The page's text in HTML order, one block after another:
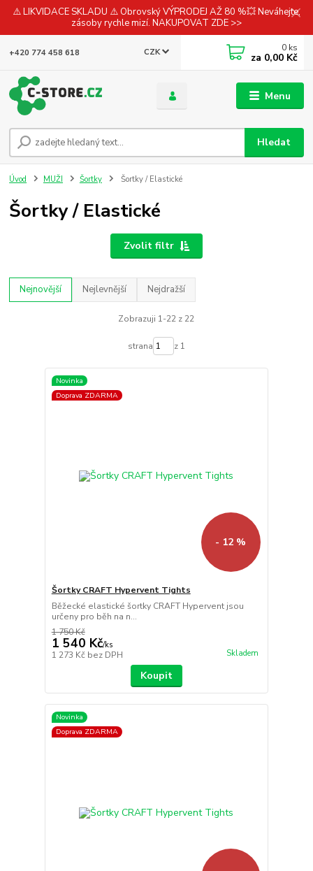
⚠️ LIKVIDACE SKLADU ⚠️ Obrovský VÝPRODEJ AŽ 80 %💥 Neváhejte,
zásoby rychle mizí. NAKUPOVAT ZDE >>
Menu
CZK
Hledat
+420 774 458 618 0 ks
za 0,00 Kč
Úvod MUŽI Šortky Šortky / Elastické
Šortky / Elastické
Zvolit filtr
Nejnovější Nejlevnější Nejdražší
Zobrazuji 1-22 z 22
strana z 1
Novinka
Doprava ZDARMA
- 12 %
Šortky CRAFT Hypervent Tights
Běžecké elastické šortky CRAFT Hypervent jsou
určeny pro běh na n...
1 750 Kč
1 540 Kč/ks
1 273 Kč bez DPH Skladem
Koupit
Novinka
Doprava ZDARMA